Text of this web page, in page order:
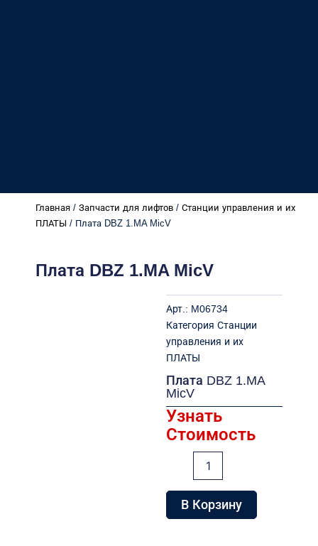
Главная / Запчасти для лифтов / Станции управления и их
ПЛАТЫ / Плата DBZ 1.MA MicV
Плата DBZ 1.MA MicV
Арт.: M06734
Категория Станции
управления и их
ПЛАТЫ
Плата DBZ 1.MA
MicV
Узнать
Стоимость
DBZ
1.MA
В Корзину